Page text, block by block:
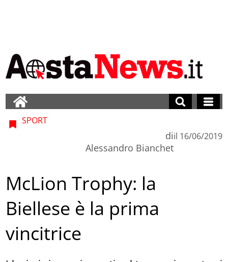
SPORT
di
Alessandro Bianchet
il 16/06/2019
McLion Trophy: la
Biellese è la prima
vincitrice